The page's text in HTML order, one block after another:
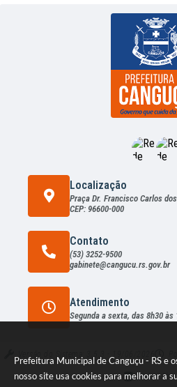
Prefeitura Municipal de Canguçu - RS e
nosso site usa cookies para melhorar a
Localização
Praça Dr. Francisco Carlos
CEP: 96600-000
Contato
(53) 3252-9500
gabinete@cangucu.rs.gov.br
Atendimento
Segunda a sexta, das 8h30 às
Dados